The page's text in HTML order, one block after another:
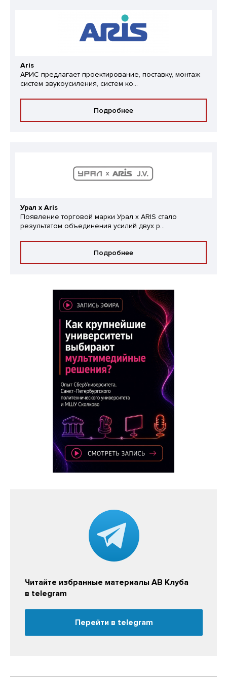
Aris
АРИС предлагает проектирование, поставку, монтаж
систем звукоусиления, систем ко...
Подробнее
Урал х Aris
Появление торговой марки Урал x ARIS стало
результатом объединения усилий двух р...
Подробнее
Читайте избранные материалы АВ Клуба
в telegram
Перейти в telegram